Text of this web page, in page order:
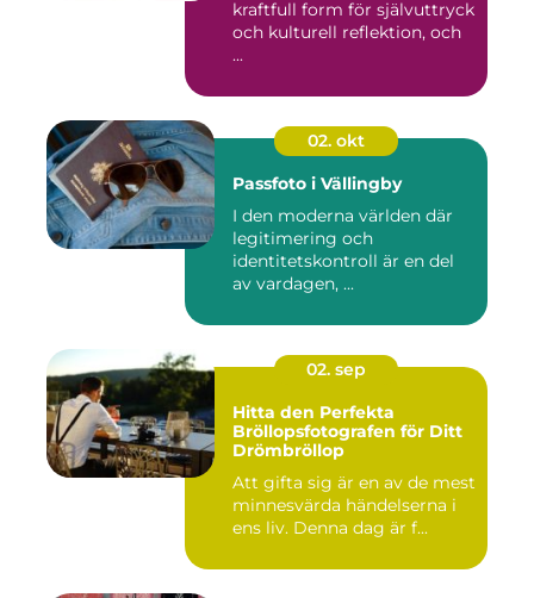
kraftfull form för självuttryck
och kulturell reflektion, och
...
02. okt
Passfoto i Vällingby
I den moderna världen där
legitimering och
identitetskontroll är en del
av vardagen, ...
02. sep
Hitta den Perfekta
Bröllopsfotografen för Ditt
Drömbröllop
Att gifta sig är en av de mest
minnesvärda händelserna i
ens liv. Denna dag är f...